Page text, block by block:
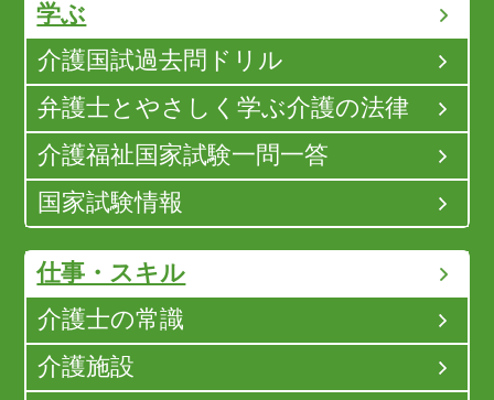
学ぶ
介護国試過去問ドリル
弁護士とやさしく学ぶ介護の法律
介護福祉国家試験一問一答
国家試験情報
仕事・スキル
介護士の常識
介護施設